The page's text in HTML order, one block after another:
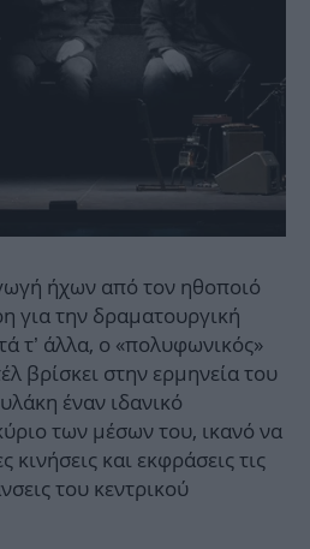
ήχων από τον ηθοποιό
για την δραματουργική
τ’ άλλα, ο «πολυφωνικός»
βρίσκει στην ερμηνεία του
έναν ιδανικό
των μέσων του, ικανό να
κινήσεις και εκφράσεις τις
του κεντρικού